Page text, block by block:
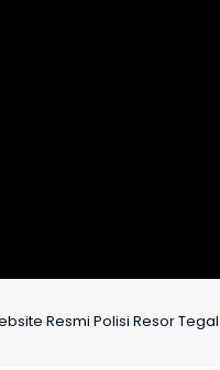
Resmi Polisi Resor